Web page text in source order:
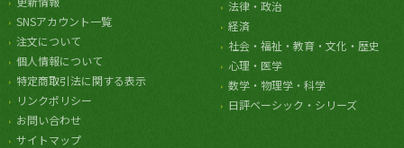
SNSアカウント一覧
注文について
個人情報について
特定商取引法に関する表示
リンクポリシー
お問い合わせ
サイトマップ
法律・政治
経済
社会・福祉・教育・文化・歴史
心理・医学
数学・物理学・科学
日評ベーシック・シリーズ